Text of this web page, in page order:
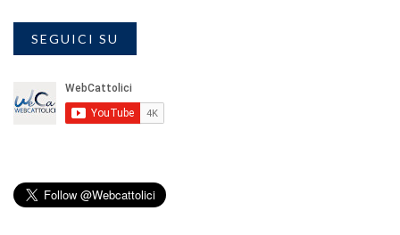
SEGUICI SU